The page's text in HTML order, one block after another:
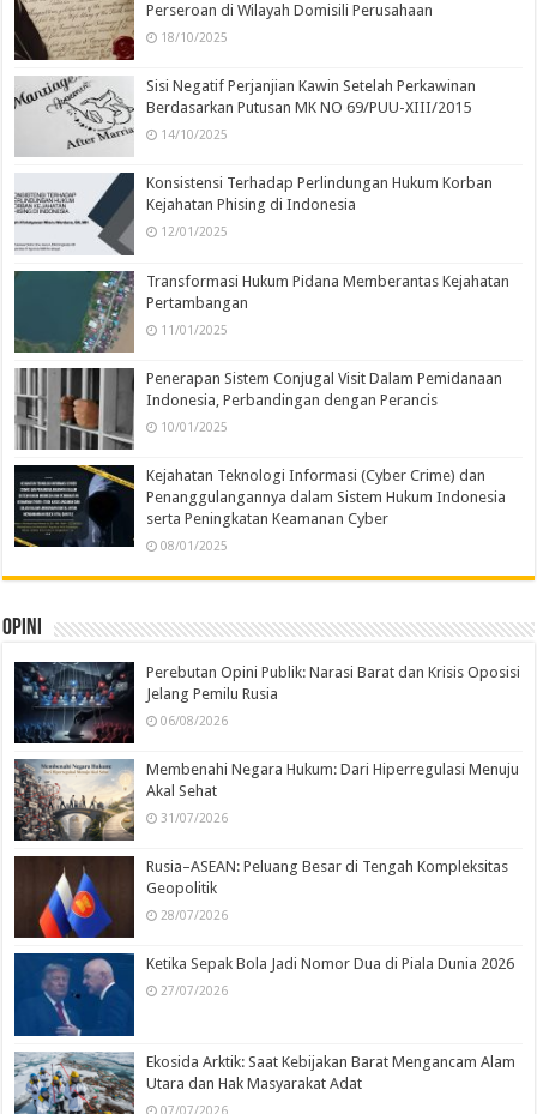
Perseroan di Wilayah Domisili Perusahaan
18/10/2025
Sisi Negatif Perjanjian Kawin Setelah Perkawinan
Berdasarkan Putusan MK NO 69/PUU-XIII/2015
14/10/2025
Konsistensi Terhadap Perlindungan Hukum Korban
Kejahatan Phising di Indonesia
12/01/2025
Transformasi Hukum Pidana Memberantas Kejahatan
Pertambangan
11/01/2025
Penerapan Sistem Conjugal Visit Dalam Pemidanaan
Indonesia, Perbandingan dengan Perancis
10/01/2025
Kejahatan Teknologi Informasi (Cyber Crime) dan
Penanggulangannya dalam Sistem Hukum Indonesia
serta Peningkatan Keamanan Cyber
08/01/2025
Opini
Perebutan Opini Publik: Narasi Barat dan Krisis Oposisi
Jelang Pemilu Rusia
06/08/2026
Membenahi Negara Hukum: Dari Hiperregulasi Menuju
Akal Sehat
31/07/2026
Rusia–ASEAN: Peluang Besar di Tengah Kompleksitas
Geopolitik
28/07/2026
Ketika Sepak Bola Jadi Nomor Dua di Piala Dunia 2026
27/07/2026
Ekosida Arktik: Saat Kebijakan Barat Mengancam Alam
Utara dan Hak Masyarakat Adat
07/07/2026